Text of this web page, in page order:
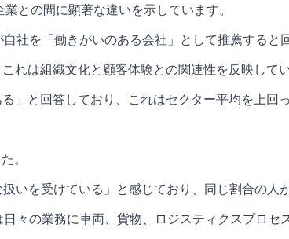
との間に顕著な違いを示しています。
を「働きがいのある会社」として推薦すると
は組織文化と顧客体験との関連性を反映してい
と回答しており、これはセクター平均を上回っ
。
を受けている」と感じており、同じ割合の人
の業務に車両、貨物、ロジスティクスプロセ